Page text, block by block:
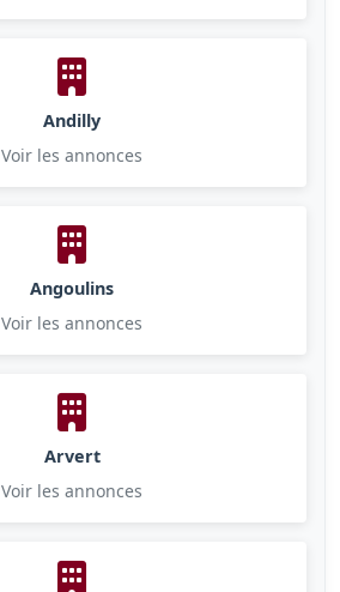
Andilly
Voir les annonces
Angoulins
Voir les annonces
Arvert
Voir les annonces